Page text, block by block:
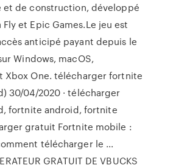
et de construction, développé
et Epic Games.Le jeu est
anticipé payant depuis le
Windows, macOS,
Xbox One. télécharger fortnite
30/04/2020 · télécharger
fortnite android, fortnite
gratuit Fortnite mobile :
télécharger le ...
GRATUIT DE VBUCKS